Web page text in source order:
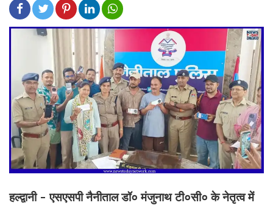
हल्द्वानी - एसएसपी नैनीताल डॉ० मंजुनाथ टी०सी० के नेतृत्व में